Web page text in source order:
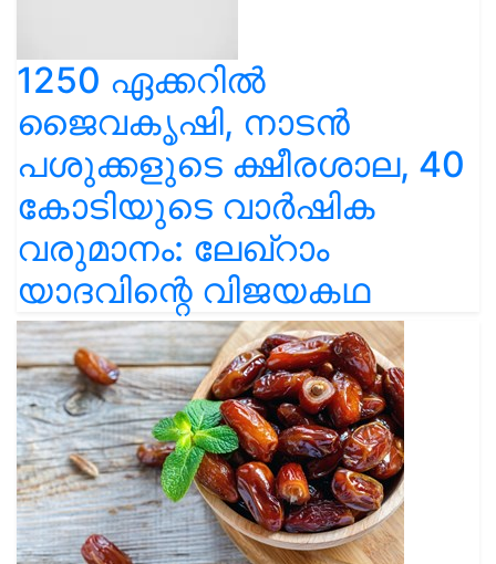
1250 ഏക്കറിൽ
ജൈവകൃഷി, നാടൻ
പശുക്കളുടെ ക്ഷീരശാല, 40
കോടിയുടെ വാർഷിക
വരുമാനം: ലേഖ്‌റാം
യാദവിന്റെ വിജയകഥ